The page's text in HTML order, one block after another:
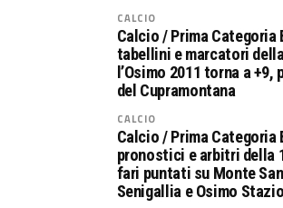
CALCIO
Calcio / Prima Categoria
tabellini e marcatori
l’Osimo 2011 torna a
del Cupramontana
CALCIO
Calcio / Prima Categoria
pronostici e arbitri della
fari puntati su Monte
Senigallia e Osimo